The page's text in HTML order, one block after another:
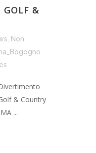
GOLF &
Non
& Country
...